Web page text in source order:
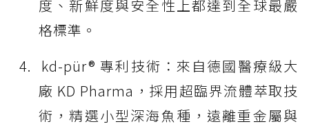
度、新鮮度與安全性上都達到全球最嚴
格標準。
kd-pür® 專利技術：來自德國醫療級大
廠 KD Pharma，採用超臨界流體萃取技
術，精選小型深海魚種，遠離重金屬與